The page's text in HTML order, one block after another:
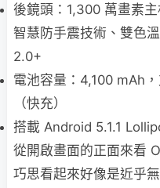
後鏡頭：1,300 萬畫素
智慧防手震技術、雙色
2.0+
電池容量：4,100 mAh
（快充）
搭載 Android 5.1.1
從開啟畫面的正面來看
巧思看起來好像是近乎